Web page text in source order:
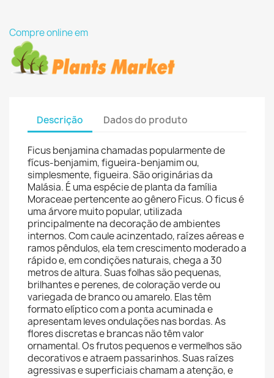
Compre online em
Descrição Dados do produto
Ficus benjamina chamadas popularmente de
fícus-benjamim, figueira-benjamim ou,
simplesmente, figueira. São originárias da
Malásia. É uma espécie de planta da família
Moraceae pertencente ao gênero Ficus. O ficus é
uma árvore muito popular, utilizada
principalmente na decoração de ambientes
internos. Com caule acinzentado, raízes aéreas e
ramos pêndulos, ela tem crescimento moderado a
rápido e, em condições naturais, chega a 30
metros de altura. Suas folhas são pequenas,
brilhantes e perenes, de coloração verde ou
variegada de branco ou amarelo. Elas têm
formato elíptico com a ponta acuminada e
apresentam leves ondulações nas bordas. As
flores discretas e brancas não têm valor
ornamental. Os frutos pequenos e vermelhos são
decorativos e atraem passarinhos. Suas raízes
agressivas e superficiais chamam a atenção, e